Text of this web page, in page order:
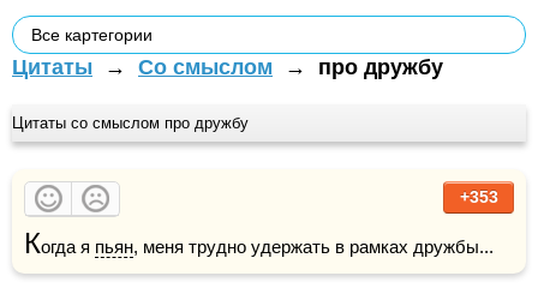
Все картегории
Цитаты → Со смыслом → про дружбу
Цитаты со смыслом про дружбу
+353
Когда я пьян, меня трудно удержать в рамках дружбы...